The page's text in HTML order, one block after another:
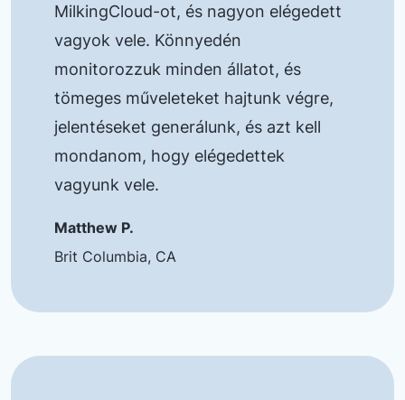
MilkingCloud-ot, és nagyon elégedett
vagyok vele. Könnyedén
monitorozzuk minden állatot, és
tömeges műveleteket hajtunk végre,
jelentéseket generálunk, és azt kell
mondanom, hogy elégedettek
vagyunk vele.
Matthew P.
Brit Columbia, CA